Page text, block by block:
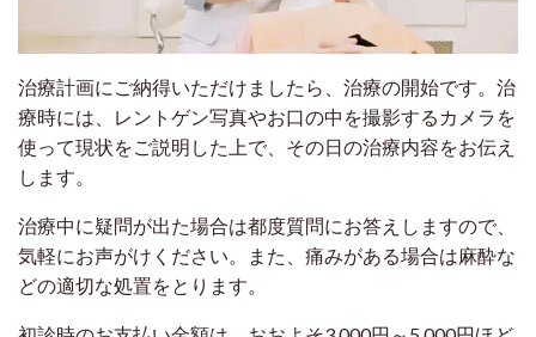
治療計画にご納得いただけましたら、治療の開始です。治
療時には、レントゲン写真やお口の中を撮影するカメラを
使って現状をご説明した上で、その日の治療内容をお伝え
します。
治療中に疑問が出た場合は都度質問にお答えしますので、
気軽にお声がけください。また、痛みがある場合は麻酔な
どの適切な処置をとります。